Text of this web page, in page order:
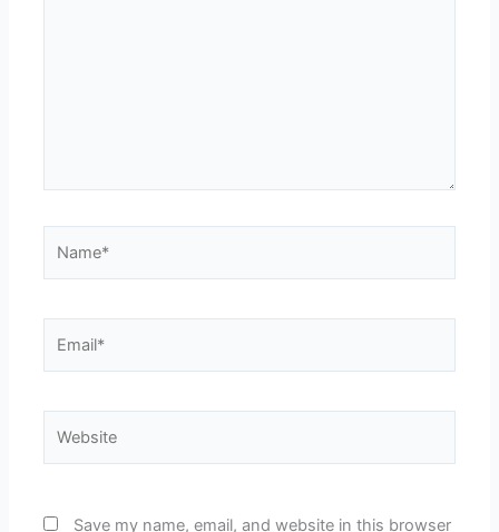
Save my name, email, and website in this browser